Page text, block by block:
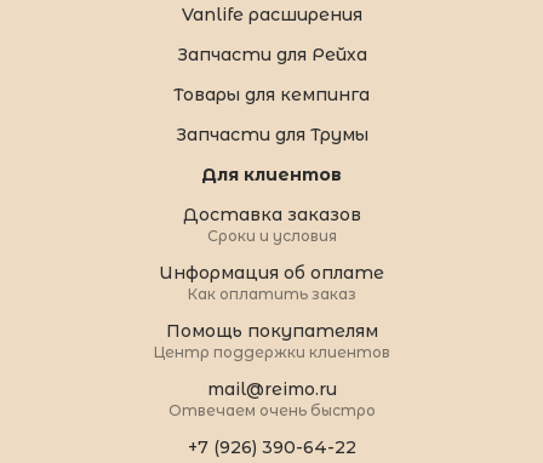
Vanlife расширения
Запчасти для Рейха
Товары для кемпинга
Запчасти для Трумы
Для клиентов
Доставка заказов
Сроки и условия
Информация об оплате
Как оплатить заказ
Помощь покупателям
Центр поддержки клиентов
mail@reimo.ru
Отвечаем очень быстро
+7 (926) 390-64-22